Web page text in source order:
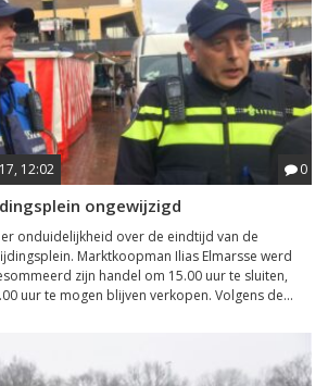
12:02 0
ongewijzigd
onduidelijkheid over de eindtijd van de
Marktkoopman Ilias Elmarsse werd
zijn handel om 15.00 uur te sluiten,
uur te mogen blijven verkopen. Volgens de...